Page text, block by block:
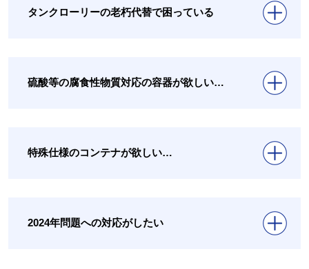
タンクローリーの老朽代替で困っている
硫酸等の腐食性物質対応の容器が欲しい…
特殊仕様のコンテナが欲しい…
2024年問題への対応がしたい